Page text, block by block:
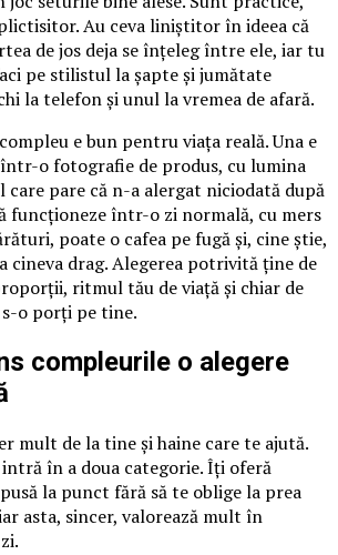
Au ceva liniștitor în ideea că
de jos deja se înțeleg între ele, iar tu
pe stilistul la șapte și jumătate
la telefon și unul la vremea de afară.
e bun pentru viața reală. Una e
o fotografie de produs, cu lumina
care pare că n-a alergat niciodată după
funcționeze într-o zi normală, cu mers
poate o cafea pe fugă și, cine știe,
cineva drag. Alegerea potrivită ține de
ritmul tău de viață și chiar de
o porți pe tine.
compleurile o alegere
mult de la tine și haine care te ajută.
în a doua categorie. Îți oferă
la punct fără să te oblige la prea
asta, sincer, valorează mult în